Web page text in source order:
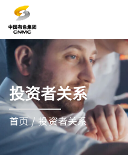
投资者关系
首页 / 投资者关系